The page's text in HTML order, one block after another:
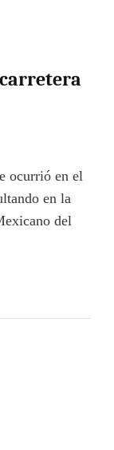
ocurrió en el
en la
del